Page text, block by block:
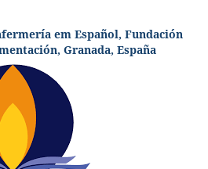
em Español, Fundación
Granada, España